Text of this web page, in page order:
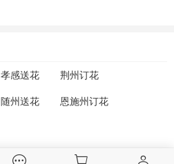
孝感送花 荆州订花
随州送花 恩施州订花